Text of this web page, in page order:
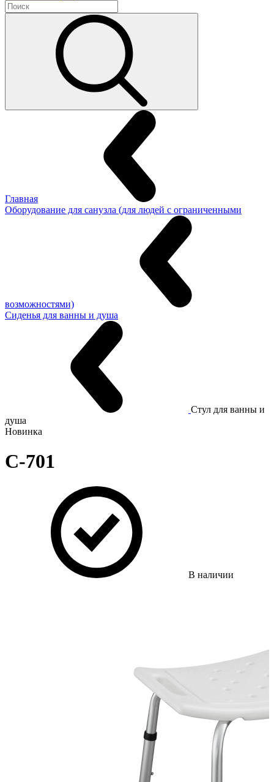
Главная
Оборудование для санузла (для людей с ограниченными
возможностями)
Сиденья для ванны и душа
Стул для ванны и
душа
Новинка
C-701
В наличии